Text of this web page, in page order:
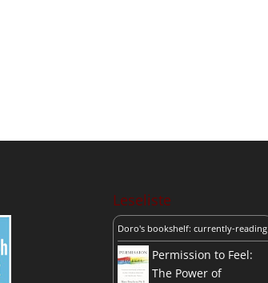
Leseliste
Doro's bookshelf: currently-reading
Permission to Feel:
The Power of